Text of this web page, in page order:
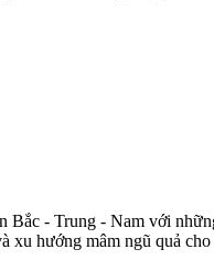
- Trung - Nam với
hướng mâm ngũ quả